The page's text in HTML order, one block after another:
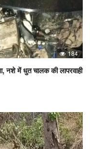
184
में धुत चालक की लापरवाही